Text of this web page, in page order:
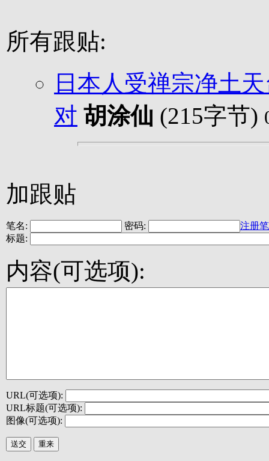
所有跟贴:
日本人受禅宗净土
对 胡涂仙 (215字节)
加跟贴
笔名: 密码:
注册
标题:
内容(可选项):
URL(可选项):
URL标题(可选项):
图像(可选项):